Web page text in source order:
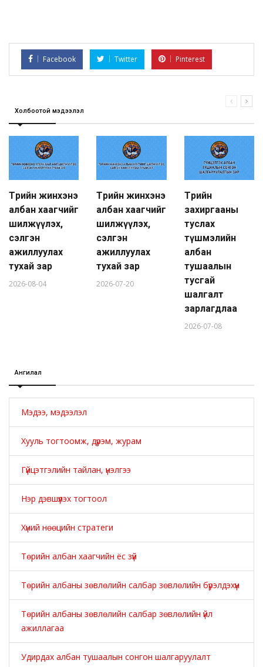
Facebook Twitter Pinterest
Холбоотой мэдээлэл
Төрийн жинхэнэ
албан хаагчийг
шилжүүлэх,
сэлгэн
ажиллуулах
тухай зар
2026-08-04
Төрийн жинхэнэ
албан хаагчийг
шилжүүлэх,
сэлгэн
ажиллуулах
тухай зар
2026-07-20
Төрийн
захиргааны
туслах
түшмэлийн
албан
тушаалын
тусгай
шалгалт
зарлагдлаа
2026-07-08
Ангилал
Мэдээ, мэдээлэл
Хууль тогтоомж, дүрэм, журам
Гүйцэтгэлийн тайлан, үнэлгээ
Нэр дэвшүүлэх тогтоол
Хүний нөөцийн стратеги
Төрийн албан хаагчийн ёс зүй
Төрийн албаны зөвлөлийн салбар зөвлөлийн бүрэлдэхүүн
Төрийн албаны зөвлөлийн салбар зөвлөлийн үйл
ажиллагаа
Удирдах албан тушаалын сонгон шалгаруулалт